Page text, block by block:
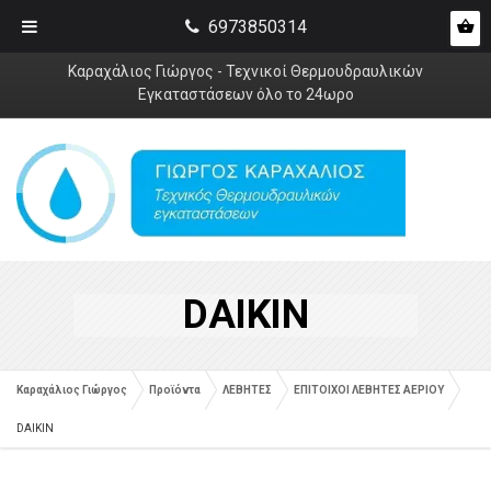
Καραχάλιος Γιώργος - Τεχνικοί Θερμουδραυλικών
Εγκαταστάσεων όλο το 24ωρο
DAIKIN
Καραχάλιος Γιώργος Προϊόντα ΛΕΒΗΤΕΣ ΕΠΙΤΟΙΧΟΙ ΛΕΒΗΤΕΣ ΑΕΡΙΟΥ
DAIKIN
6973850314